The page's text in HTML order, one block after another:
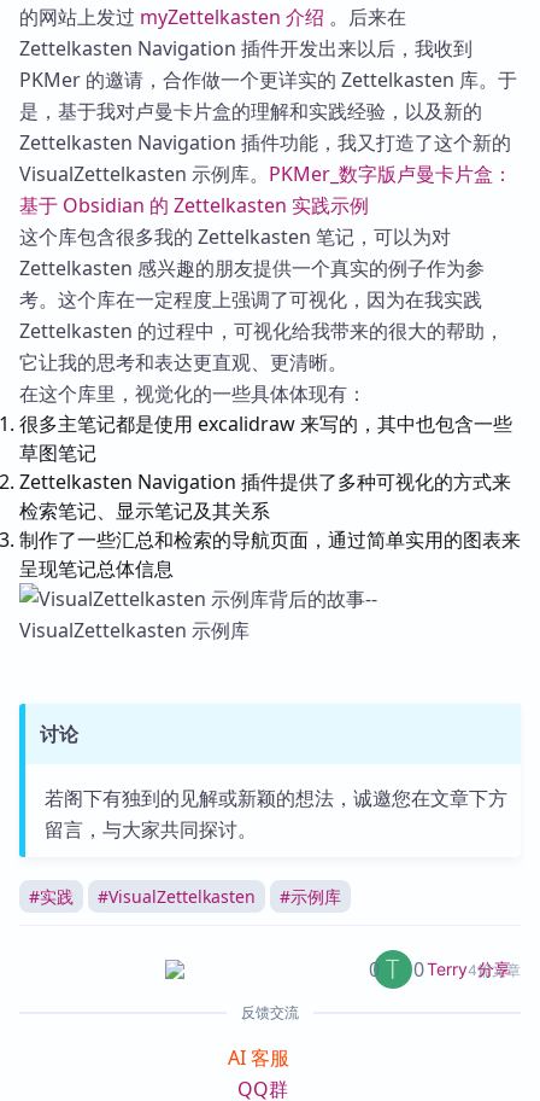
的网站上发过 myZettelkasten 介绍 。后来在
Zettelkasten Navigation 插件开发出来以后，我收到
PKMer 的邀请，合作做一个更详实的 Zettelkasten 库。于
是，基于我对卢曼卡片盒的理解和实践经验，以及新的
Zettelkasten Navigation 插件功能，我又打造了这个新的
VisualZettelkasten 示例库。 PKMer_数字版卢曼卡片盒：
基于 Obsidian 的 Zettelkasten 实践示例
这个库包含很多我的 Zettelkasten 笔记，可以为对
Zettelkasten 感兴趣的朋友提供一个真实的例子作为参
考。这个库在一定程度上强调了可视化，因为在我实践
Zettelkasten 的过程中，可视化给我带来的很大的帮助，
它让我的思考和表达更直观、更清晰。
在这个库里，视觉化的一些具体体现有：
很多主笔记都是使用 excalidraw 来写的，其中也包含一些
草图笔记
Zettelkasten Navigation 插件提供了多种可视化的方式来
检索笔记、显示笔记及其关系
制作了一些汇总和检索的导航页面，通过简单实用的图表来
呈现笔记总体信息
讨论
若阁下有独到的见解或新颖的想法，诚邀您在文章下方
留言，与大家共同探讨。
#实践 #VisualZettelkasten #示例库
Terry4篇文章
0 0 分享
反馈交流
AI 客服
QQ群